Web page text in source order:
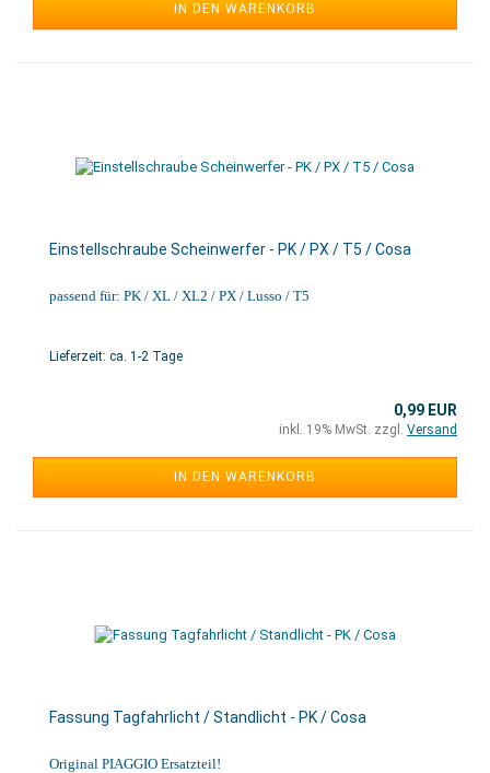
IN DEN WARENKORB
Einstellschraube Scheinwerfer - PK / PX / T5 / Cosa
passend für: PK / XL / XL2 / PX / Lusso / T5
Lieferzeit: ca. 1-2 Tage
0,99 EUR
inkl. 19% MwSt. zzgl. Versand
IN DEN WARENKORB
Fassung Tagfahrlicht / Standlicht - PK / Cosa
Original PIAGGIO Ersatzteil!